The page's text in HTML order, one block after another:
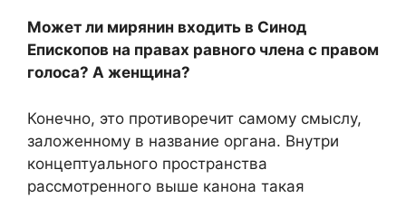
Может ли мирянин входить в Синод
Епископов на правах равного члена с правом
голоса? А женщина?
Конечно, это противоречит самому смыслу,
заложенному в название органа. Внутри
концептуального пространства
рассмотренного выше канона такая